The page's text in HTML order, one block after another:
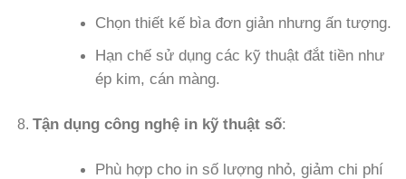
Chọn thiết kế bìa đơn giản nhưng ấn tượng.
Hạn chế sử dụng các kỹ thuật đắt tiền như
ép kim, cán màng.
Tận dụng công nghệ in kỹ thuật số:
Phù hợp cho in số lượng nhỏ, giảm chi phí